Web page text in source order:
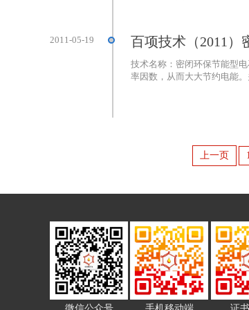
2011-05-19 百项技术（2011）
技术名称：密闭环保节能型
率因数，从而大大节约电能
上一页